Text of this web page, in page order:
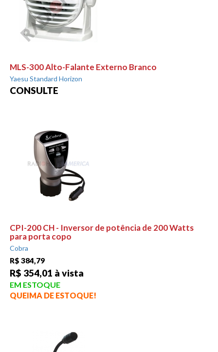
MLS-300 Alto-Falante Externo Branco
Yaesu Standard Horizon
CONSULTE
CPI-200 CH - Inversor de potência de 200 Watts
para porta copo
Cobra
R$ 384,79
R$ 354,01 à vista
EM ESTOQUE
QUEIMA DE ESTOQUE!